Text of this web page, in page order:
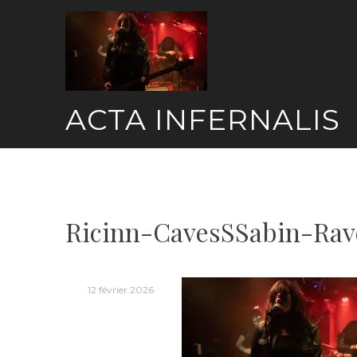
ACTA INFERNALIS
Ricinn-CavesSSabin-
12 février 2026